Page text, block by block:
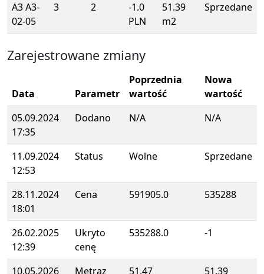
A3 A3-
02-05
3 2
-1.0
PLN
51.39
m2
Sprzedane
Zarejestrowane zmiany
Data Parametr
Poprzednia
wartość
Nowa
wartość
05.09.2024
17:35
Dodano N/A N/A
11.09.2024
12:53
Status Wolne Sprzedane
28.11.2024
18:01
Cena 591905.0 535288
26.02.2025
12:39
Ukryto
cenę
535288.0 -1
10.05.2026 Metraz 51.47 51.39